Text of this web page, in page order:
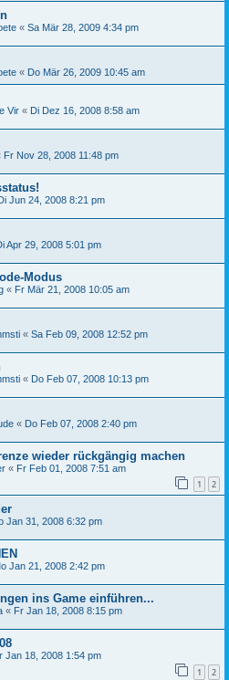
« Sa Mär 28, 2009 4:34 pm
« Do Mär 26, 2009 10:45 am
Vir « Di Dez 16, 2008 8:58 am
Fr Nov 28, 2008 11:48 pm
Jun 24, 2008 8:21 pm
Apr 29, 2008 5:01 pm
Modus
« Fr Mär 21, 2008 10:05 am
« Sa Feb 09, 2008 12:52 pm
« Do Feb 07, 2008 10:13 pm
« Do Feb 07, 2008 2:40 pm
wieder rückgängig machen
« Fr Feb 01, 2008 7:51 am
1 2
Jan 31, 2008 6:32 pm
Jan 21, 2008 2:42 pm
ins Game einführen...
« Fr Jan 18, 2008 8:15 pm
Jan 18, 2008 1:54 pm
1 2